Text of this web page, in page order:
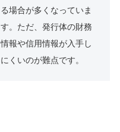
る場合が多くなっていま
す。ただ、発行体の財務
情報や信用情報が入手し
にくいのが難点です。